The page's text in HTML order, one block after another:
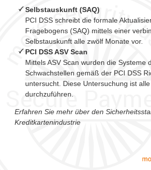
Selbstauskunft (SAQ)
PCI DSS schreibt die formale
Fragebogens (SAQ) mittels einer
Selbstauskunft alle zwölf Monate vor.
PCI DSS ASV Scan
Mittels ASV Scan wurden die Systeme
Schwachstellen gemäß der PCI DSS
untersucht. Diese Untersuchung ist
durchzuführen.
Erfahren Sie mehr über den
Kreditkartenindustrie